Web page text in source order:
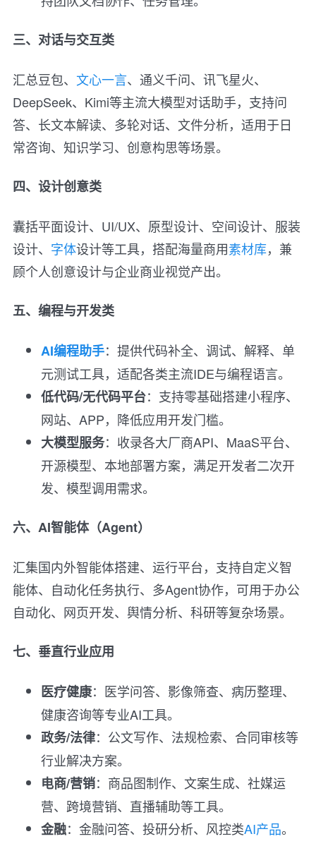
三、对话与交互类
汇总豆包、 文心一言、通义千问、讯飞星火、
DeepSeek、Kimi等主流大模型对话助手，支持问
答、长文本解读、多轮对话、文件分析，适用于日
常咨询、知识学习、创意构思等场景。
四、设计创意类
囊括平面设计、UI/UX、原型设计、空间设计、服装
设计、 字体设计等工具，搭配海量商用素材库，兼
顾个人创意设计与企业商业视觉产出。
五、编程与开发类
AI编程助手：提供代码补全、调试、解释、单
元测试工具，适配各类主流IDE与编程语言。
低代码/无代码平台：支持零基础搭建小程序、
网站、APP，降低应用开发门槛。
大模型服务：收录各大厂商API、MaaS平台、
开源模型、本地部署方案，满足开发者二次开
发、模型调用需求。
六、AI智能体（Agent）
汇集国内外智能体搭建、运行平台，支持自定义智
能体、自动化任务执行、多Agent协作，可用于办公
自动化、网页开发、舆情分析、科研等复杂场景。
七、垂直行业应用
医疗健康：医学问答、影像筛查、病历整理、
健康咨询等专业AI工具。
政务/法律：公文写作、法规检索、合同审核等
行业解决方案。
电商/营销：商品图制作、文案生成、社媒运
营、跨境营销、直播辅助等工具。
金融：金融问答、投研分析、风控类AI产品。